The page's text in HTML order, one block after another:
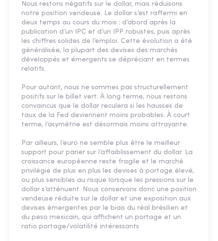
Nous restons négatifs sur le dollar, mais réduisons
notre position vendeuse. Le dollar s’est raffermi en
deux temps au cours du mois : d’abord après la
publication d’un IPC et d’un IPP robustes, puis après
les chiffres solides de l’emploi. Cette évolution a été
généralisée, la plupart des devises des marchés
développés et émergents se dépréciant en termes
relatifs.
Pour autant, nous ne sommes pas structurellement
positifs sur le billet vert. À long terme, nous restons
convaincus que le dollar reculera si les hausses de
taux de la Fed deviennent moins probables. À court
terme, l’asymétrie est désormais moins attrayante.
Par ailleurs, l’euro ne semble plus être le meilleur
support pour parier sur l’affaiblissement du dollar. La
croissance européenne reste fragile et le marché
privilégie de plus en plus les devises à portage élevé,
ou plus sensibles au risque lorsque les pressions sur le
dollar s’atténuent. Nous conservons donc une position
vendeuse réduite sur le dollar et une exposition aux
devises émergentes par le biais du réal brésilien et
du peso mexicain, qui affichent un portage et un
ratio portage/volatilité intéressants